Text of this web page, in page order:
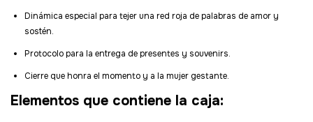
Dinámica especial para tejer una red roja de palabras de amor y
sostén.
Protocolo para la entrega de presentes y souvenirs.
Cierre que honra el momento y a la mujer gestante.
Elementos que contiene la caja: